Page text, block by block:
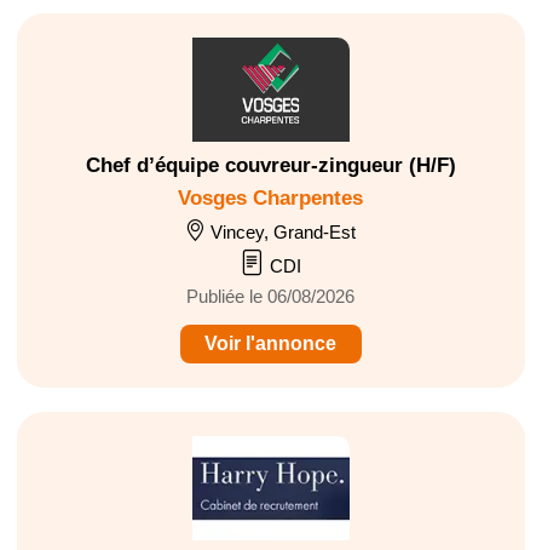
Chef d’équipe couvreur-zingueur (H/F)
Vosges Charpentes
Vincey, Grand-Est
CDI
Publiée le 06/08/2026
Voir l'annonce